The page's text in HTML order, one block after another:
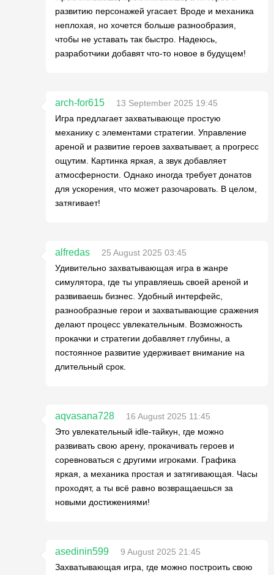
развитию персонажей угасает. Вроде и механика
неплохая, но хочется больше разнообразия,
чтобы не уставать так быстро. Надеюсь,
разработчики добавят что-то новое в будущем!
arch-for615
13 September 2025 19:45
Игра предлагает захватывающе простую
механику с элементами стратегии. Управление
ареной и развитие героев захватывает, а прогресс
ощутим. Картинка яркая, а звук добавляет
атмосферности. Однако иногда требует донатов
для ускорения, что может разочаровать. В целом,
затягивает!
alfredas
25 August 2025 03:45
Удивительно захватывающая игра в жанре
симулятора, где ты управляешь своей ареной и
развиваешь бизнес. Удобный интерфейс,
разнообразные герои и захватывающие сражения
делают процесс увлекательным. Возможность
прокачки и стратегии добавляет глубины, а
постоянное развитие удерживает внимание на
длительный срок.
aqvasana728
16 August 2025 11:45
Это увлекательный idle-тайкун, где можно
развивать свою арену, прокачивать героев и
соревноваться с другими игроками. Графика
яркая, а механика простая и затягивающая. Часы
проходят, а ты всё равно возвращаешься за
новыми достижениями!
asedinin599
9 August 2025 21:45
Захватывающая игра, где можно построить свою